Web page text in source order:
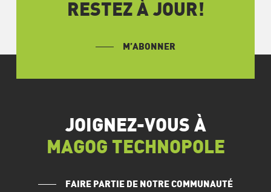
RESTEZ À JOUR!
M’ABONNER
JOIGNEZ-VOUS À
MAGOG TECHNOPOLE
FAIRE PARTIE DE NOTRE COMMUNAUTÉ